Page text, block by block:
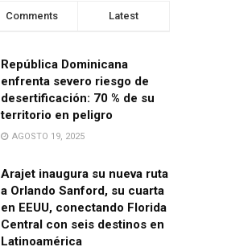
Comments Latest
República Dominicana
enfrenta severo riesgo de
desertificación: 70 % de su
territorio en peligro
AGOSTO 19, 2025
Arajet inaugura su nueva ruta
a Orlando Sanford, su cuarta
en EEUU, conectando Florida
Central con seis destinos en
Latinoamérica